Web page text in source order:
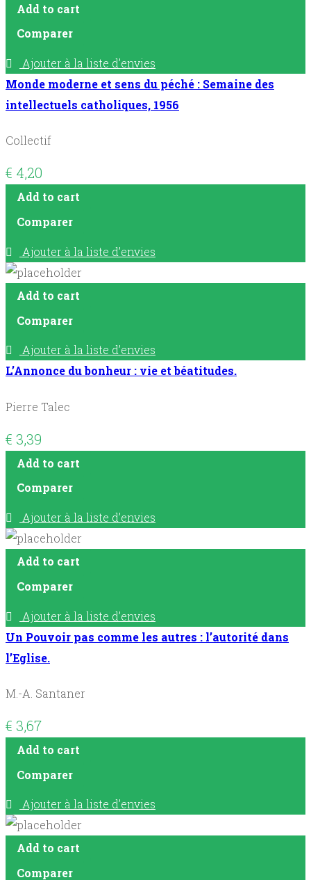
Add to cart
Comparer
Ajouter à la liste d’envies
Monde moderne et sens du péché : Semaine des
intellectuels catholiques, 1956
Collectif
€ 4,20
Add to cart
Comparer
Ajouter à la liste d’envies
Add to cart
Comparer
Ajouter à la liste d’envies
L’Annonce du bonheur : vie et béatitudes.
Pierre Talec
€ 3,39
Add to cart
Comparer
Ajouter à la liste d’envies
Add to cart
Comparer
Ajouter à la liste d’envies
Un Pouvoir pas comme les autres : l’autorité dans
l’Eglise.
M.-A. Santaner
€ 3,67
Add to cart
Comparer
Ajouter à la liste d’envies
Add to cart
Comparer